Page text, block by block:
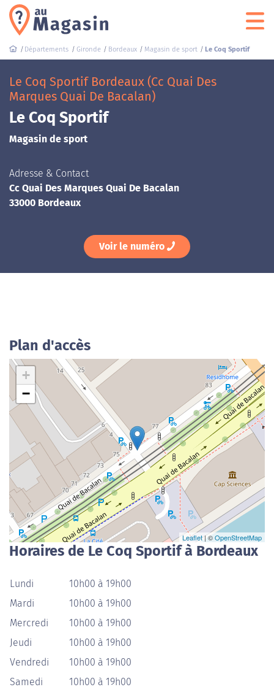
Départements Gironde Bordeaux Magasin de sport Le Coq Sportif
Le Coq Sportif Bordeaux (Cc Quai Des
Marques Quai De Bacalan)
Le Coq Sportif
Magasin de sport
Adresse & Contact
Cc Quai Des Marques Quai De Bacalan
33000 Bordeaux
Voir le numéro
Plan d'accès
+
−
Leaflet | ©OpenStreetMap
Horaires de Le Coq Sportif à Bordeaux
Lundi
10h00 à 19h00
Mardi
10h00 à 19h00
Mercredi
10h00 à 19h00
Jeudi
10h00 à 19h00
Vendredi
10h00 à 19h00
Samedi
10h00 à 19h00